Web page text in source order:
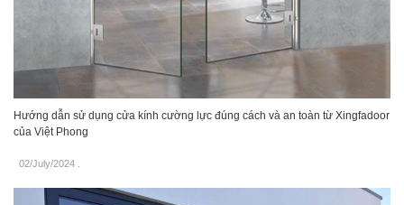
Hướng dẫn sử dụng cửa kính cường lực đúng cách và an toàn từ Xingfadoor
của Việt Phong
02/July/2024